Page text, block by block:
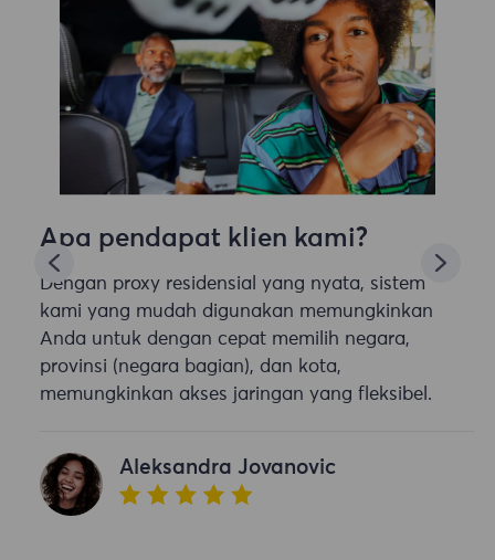
Apa pendapat klien kami?
Dengan proxy residensial yang nyata, sistem
kami yang mudah digunakan memungkinkan
Anda untuk dengan cepat memilih negara,
provinsi (negara bagian), dan kota,
memungkinkan akses jaringan yang fleksibel.
Aleksandra Jovanovic